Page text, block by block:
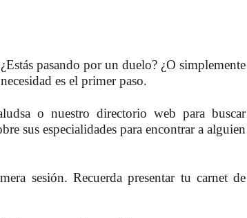
pasando por un duelo? ¿O simplemente
es el primer paso.
o nuestro directorio web para buscar
sus especialidades para encontrar a alguien
sesión. Recuerda presentar tu carnet de